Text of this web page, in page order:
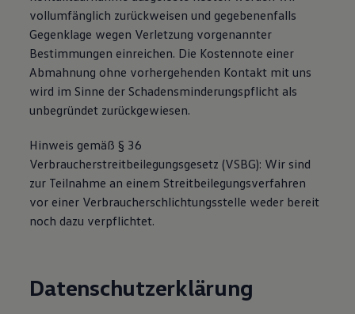
Magazin
Lifestyle
Transport
Familie
Elektromobilität
Volkswagen R
Pannen- und Unfallhilfe
Volkswagen Kundenbetreuung
vollumfänglich zurückweisen und gegebenenfalls
Gegenklage wegen Verletzung vorgenannter
Bestimmungen einreichen. Die Kostennote einer
Abmahnung ohne vorhergehenden Kontakt mit uns
wird im Sinne der Schadensminderungspflicht als
unbegründet zurückgewiesen.
Hinweis gemäß § 36
Verbraucherstreitbeilegungsgesetz (VSBG): Wir sind
zur Teilnahme an einem Streitbeilegungsverfahren
vor einer Verbraucherschlichtungsstelle weder bereit
noch dazu verpflichtet.
Datenschutzerklärung